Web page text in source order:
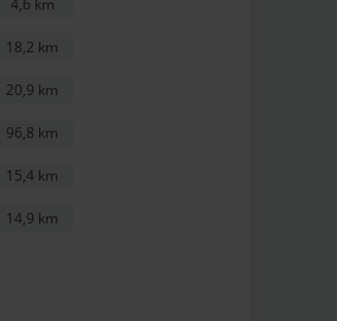
4,6 km
18,2 km
20,9 km
96,8 km
15,4 km
14,9 km